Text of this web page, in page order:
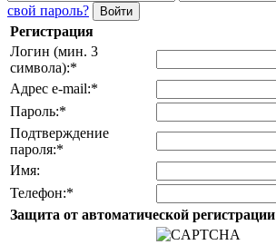
свой пароль?
Регистрация
Логин (мин. 3
символа):*
Адрес e-mail:*
Пароль:*
Подтверждение
пароля:*
Имя:
Телефон:*
Защита от автоматической регистрации